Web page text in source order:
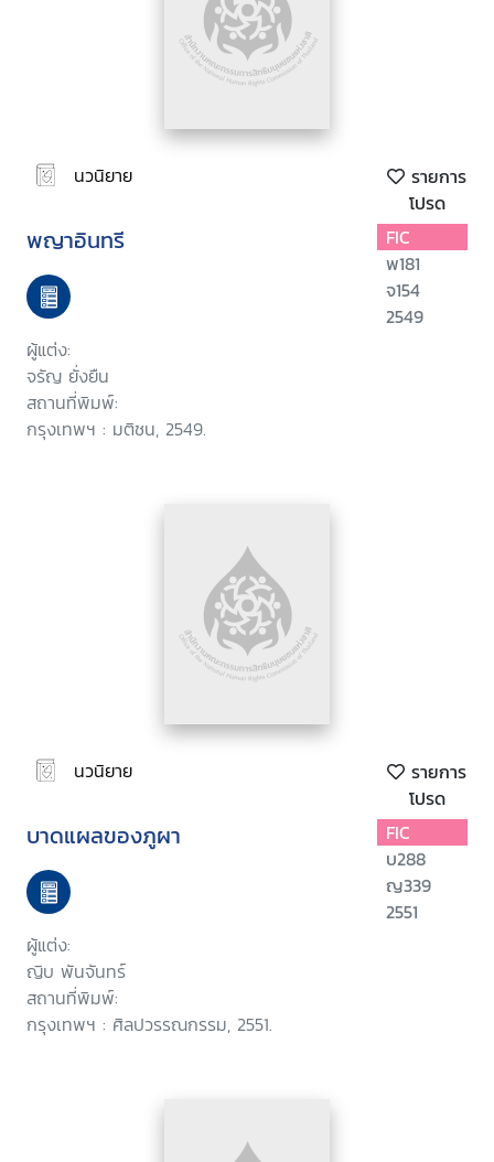
นวนิยาย
รายการ
โปรด
พญาอินทรี
ผู้แต่ง:
จรัญ ยั่งยืน
สถานที่พิมพ์:
กรุงเทพฯ : มติชน, 2549.
FIC
พ181
จ154
2549
นวนิยาย
รายการ
โปรด
บาดแผลของภูผา
ผู้แต่ง:
ญิบ พันจันทร์
สถานที่พิมพ์:
กรุงเทพฯ : ศิลปวรรณกรรม, 2551.
FIC
บ288
ญ339
2551